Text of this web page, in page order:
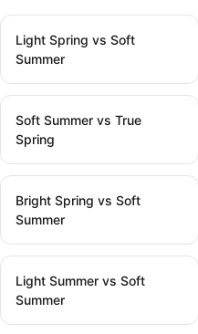
Light Spring vs Soft
Summer
Soft Summer vs True
Spring
Bright Spring vs Soft
Summer
Light Summer vs Soft
Summer